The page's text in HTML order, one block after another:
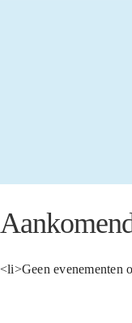
<li>Geen evenementen